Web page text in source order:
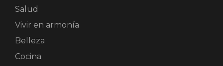
Salud
Vivir en armonía
Belleza
Cocina